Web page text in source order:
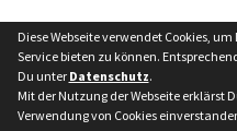
Besucherstatistik
Diese Webseite verwendet Cookies,
Service bieten zu können.
Du unter Datenschutz.
Mit der Nutzung der Webseite erklärst
Verwendung von Cookies